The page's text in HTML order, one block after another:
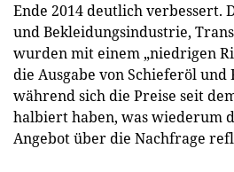
Ende 2014 deutlich verbessert.
und Bekleidungsindustrie,
wurden mit einem „niedrigen
die Ausgabe von Schieferöl
während sich die Preise seit
halbiert haben, was wiederum
Angebot über die Nachfrage